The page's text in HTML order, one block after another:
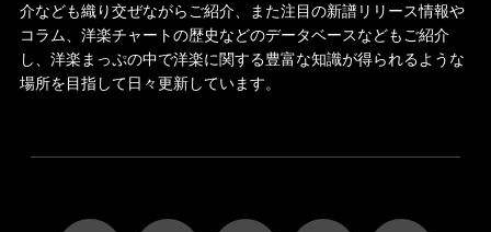
介なども織り交ぜながらご紹介、また注目の新譜リリース情報や
コラム、洋楽チャートの歴史などのデータベースなどもご紹介
し、洋楽まっぷの中で洋楽に関する豊富な知識が得られるような
場所を目指して日々更新しています。